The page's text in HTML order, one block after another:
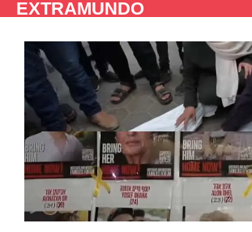
Saltar
contenido
EXTRAMUNDO